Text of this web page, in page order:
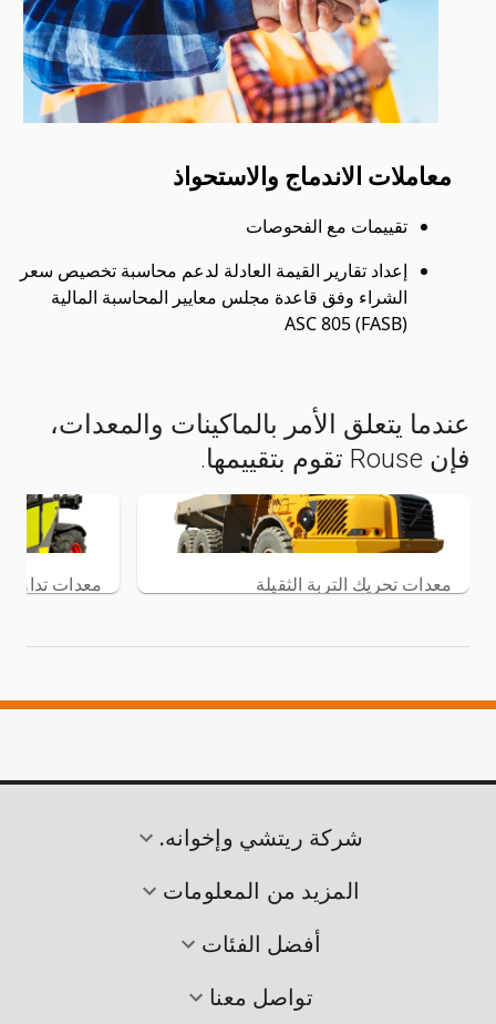
معاملات الاندماج والاستحواذ
تقييمات مع الفحوصات
إعداد تقارير القيمة العادلة لدعم محاسبة تخصيص سعر
الشراء وفق قاعدة مجلس معايير المحاسبة المالية
(FASB)‏ ASC 805
عندما يتعلق الأمر بالماكينات والمعدات،
فإن Rouse تقوم بتقييمها.
معدات تحريك التربة الثقيلة معدات تداول
شركة ريتشي وإخوانه.
المزيد من المعلومات
أفضل الفئات
تواصل معنا